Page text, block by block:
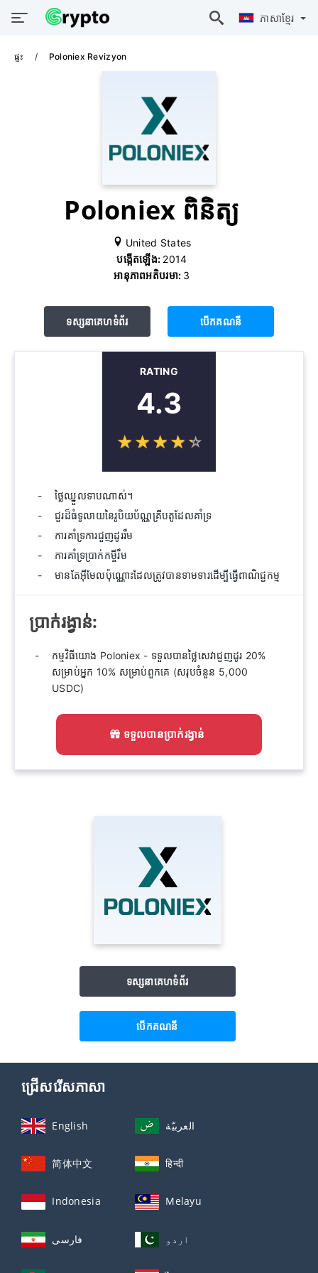
ភាសាខ្មែរ
ផ្ទះ Poloniex Revizyon
Poloniex ពិនិត្យ
United States
បង្កើតឡើង: 2014
អានុភាពអតិបរមា: 3
ទស្សនាគេហទំព័រ បើក​គណនី
RATING
4.3
☆☆☆☆☆
★★★★★
ថ្លៃឈ្នួលទាបណាស់។
ជួរដ៏ធំទូលាយនៃរូបិយប័ណ្ណគ្រីបតូដែលគាំទ្រ
ការគាំទ្រការជួញដូររឹម
ការគាំទ្រប្រាក់កម្ចីរឹម
មានតែអ៊ីមែលប៉ុណ្ណោះដែលត្រូវបានទាមទារដើម្បីធ្វើពាណិជ្ជកម្ម
ប្រាក់រង្វាន់:
កម្មវិធីយោង Poloniex - ទទួលបានថ្លៃសេវាជួញដូរ 20%
សម្រាប់អ្នក 10% សម្រាប់ពួកគេ (សរុបចំនួន 5,000
USDC)
ទទួលបានប្រាក់រង្វាន់
ទស្សនាគេហទំព័រ
បើក​គណនី
ជ្រើសរើសភាសា
English العربيّة
简体中文 हिन्दी
Indonesia Melayu
فارسی اردو